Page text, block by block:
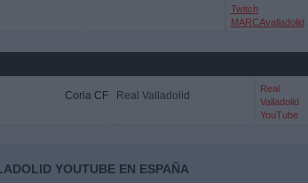
Twitch
MARCAvalladolid
Coria CF Real Valladolid
Real
Valladolid
YouTube
YOUTUBE EN ESPAÑA